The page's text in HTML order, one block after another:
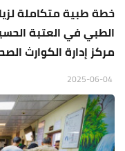
خطة طبية متكاملة
الطبي في العتبة
مركز إدارة الكوارث